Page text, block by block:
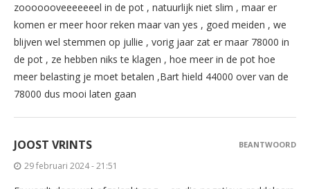
zooooooveeeeeeel in de pot , natuurlijk niet slim , maar er
komen er meer hoor reken maar van yes , goed meiden , we
blijven wel stemmen op jullie , vorig jaar zat er maar 78000 in
de pot , ze hebben niks te klagen , hoe meer in de pot hoe
meer belasting je moet betalen ,Bart hield 44000 over van de
78000 dus mooi laten gaan
JOOST VRINTS
29 februari 2024 - 21:51
BEANTWOORD